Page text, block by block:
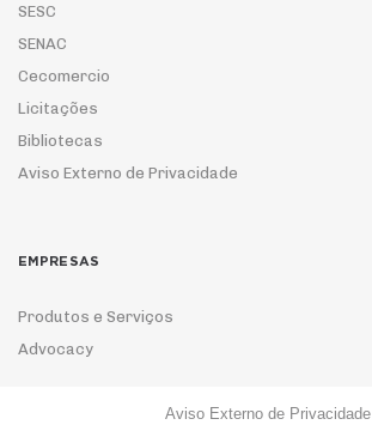
SESC
SENAC
Cecomercio
Licitações
Bibliotecas
Aviso Externo de Privacidade
EMPRESAS
Produtos e Serviços
Advocacy
Aviso Externo de Privacidade